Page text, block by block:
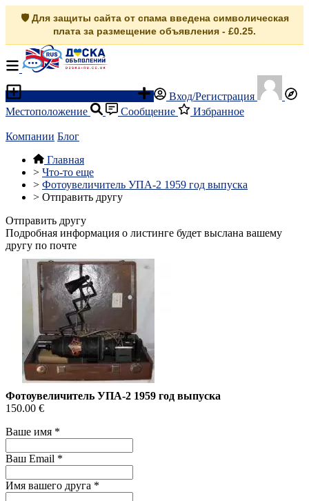
🛡️ Для защиты сайта от спама введена символическая
плата за размещение объявления - £0.25.
Вход/Регистрация
Местоположение
Сообщение Избранное
Компании Блог
Главная
> Что-то еще
> Фотоувеличитель УПА-2 1959 год выпуска
> Отправить другу
Отправить другу
Подробная информация о листинге будет выслана вашему
другу по почте
Фотоувеличитель УПА-2 1959 год выпуска
150.00 €
Ваше имя *
Ваш Email *
Имя вашего друга *